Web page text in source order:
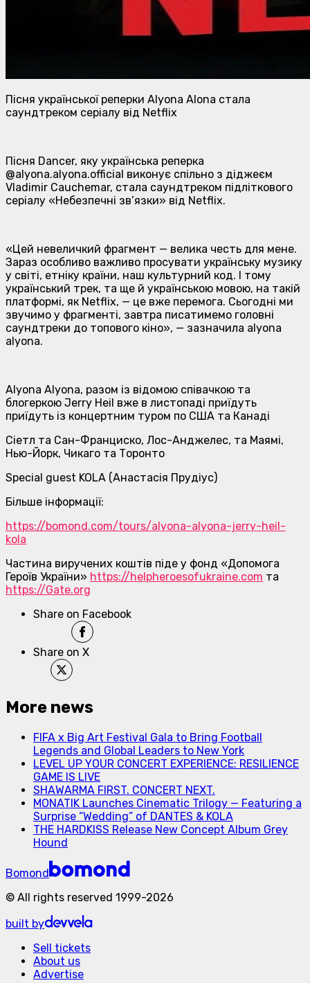
Пісня українськоï реперки Alyona Alona стала
саундтреком серіалу від Netflix
Пісня Dancer, яку українська реперка
@alyona.alyona.official виконує спільно з діджеєм
Vladimir Cauchemar, стала саундтреком підліткового
серіалу «Небезпечні зв’язки» від Netflix.
«Цей невеличкий фрагмент — велика честь для мене.
Зараз особливо важливо просувати українську музику
у світі, етніку країни, наш культурний код. І тому
український трек, та ще й українською мовою, на такій
платформі, як Netflix, — це вже перемога. Сьогодні ми
звучимо у фрагменті, завтра писатимемо головні
саундтреки до топового кіно», — зазначила alyona
alyona.
Alyona Alyona, разом із відомою співачкою та
блогеркою Jerry Heil вже в листопадi приїдуть
приїдуть із концертним туром по США та Канаді
Сiетл та Сан-Франциско, Лос-Анджелес, та Маямі,
Нью-Йорк, Чикаго та Торонто
Special guest KOLA (Анастасія Прудіус)
Більше інформації:
https://bomond.com/tours/alyona-alyona-jerry-heil-
kola
Частина виручених коштів піде у фонд «Допомога
Героїв України» https://helpheroesofukraine.com та
https://Gate.org
Share on Facebook
Share on X
More news
FIFA x Big Art Festival Gala to Bring Football
Legends and Global Leaders to New York
LEVEL UP YOUR CONCERT EXPERIENCE: RESILIENCE
GAME IS LIVE
SHAWARMA FIRST. CONCERT NEXT.
MONATIK Launches Cinematic Trilogy — Featuring a
Surprise “Wedding” of DANTES & KOLA
THE HARDKISS Release New Concept Album Grey
Hound
Bomond
© All rights reserved 1999-2026
built by
Sell tickets
About us
Advertise